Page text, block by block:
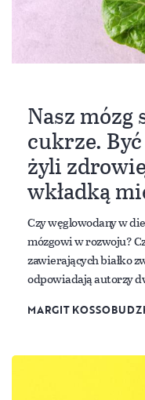
Nasz mózg
cukrze.
żyli
wkładką
Czy węglowodany w
mózgowi w rozwoju?
zawierających białko
odpowiadają autorzy
MARGIT